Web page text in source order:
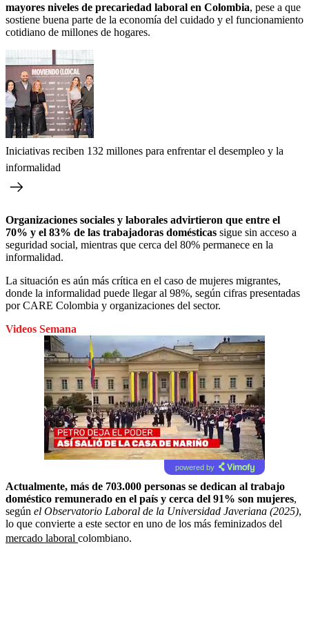
mayores niveles de precariedad laboral en Colombia, pese a que
sostiene buena parte de la economía del cuidado y el funcionamiento
cotidiano de millones de hogares.
Iniciativas reciben 132 millones para enfrentar el desempleo y la
informalidad
Organizaciones sociales y laborales advirtieron que entre el
70% y el 83% de las trabajadoras domésticas sigue sin acceso a
seguridad social, mientras que cerca del 80% permanece en la
informalidad.
La situación es aún más crítica en el caso de mujeres migrantes,
donde la informalidad puede llegar al 98%, según cifras presentadas
por CARE Colombia y organizaciones del sector.
Videos Semana
powered by
Actualmente, más de 703.000 personas se dedican al trabajo
doméstico remunerado en el país y cerca del 91% son mujeres,
según el Observatorio Laboral de la Universidad Javeriana (2025),
lo que convierte a este sector en uno de los más feminizados del
mercado laboral colombiano.